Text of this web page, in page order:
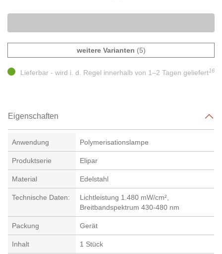
weitere Varianten (5)
Lieferbar - wird i. d. Regel innerhalb von 1–2 Tagen geliefert16
Eigenschaften
Anwendung Polymerisationslampe
Produktserie Elipar
Material Edelstahl
Technische Daten:
Lichtleistung 1.480 mW/cm²,
Breitbandspektrum 430-480 nm
Packung Gerät
Inhalt 1 Stück